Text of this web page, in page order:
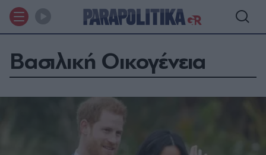
Βασιλική Οικογένεια